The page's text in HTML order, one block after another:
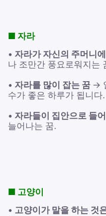
■ 자라
• 자라가 자신의 주머니
나 조만간 풍요로워지는
• 자라를 많이 잡는 꿈 →
수가 좋은 하루가 됩니다.
• 자라들이 집안으로 들
늘어나는 꿈.
■ 고양이
• 고양이가 말을 하는 것